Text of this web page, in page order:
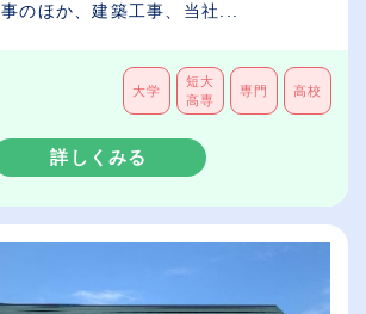
のほか、建築工事、当社...
大学
短大
高専
専門 高校
詳しくみる